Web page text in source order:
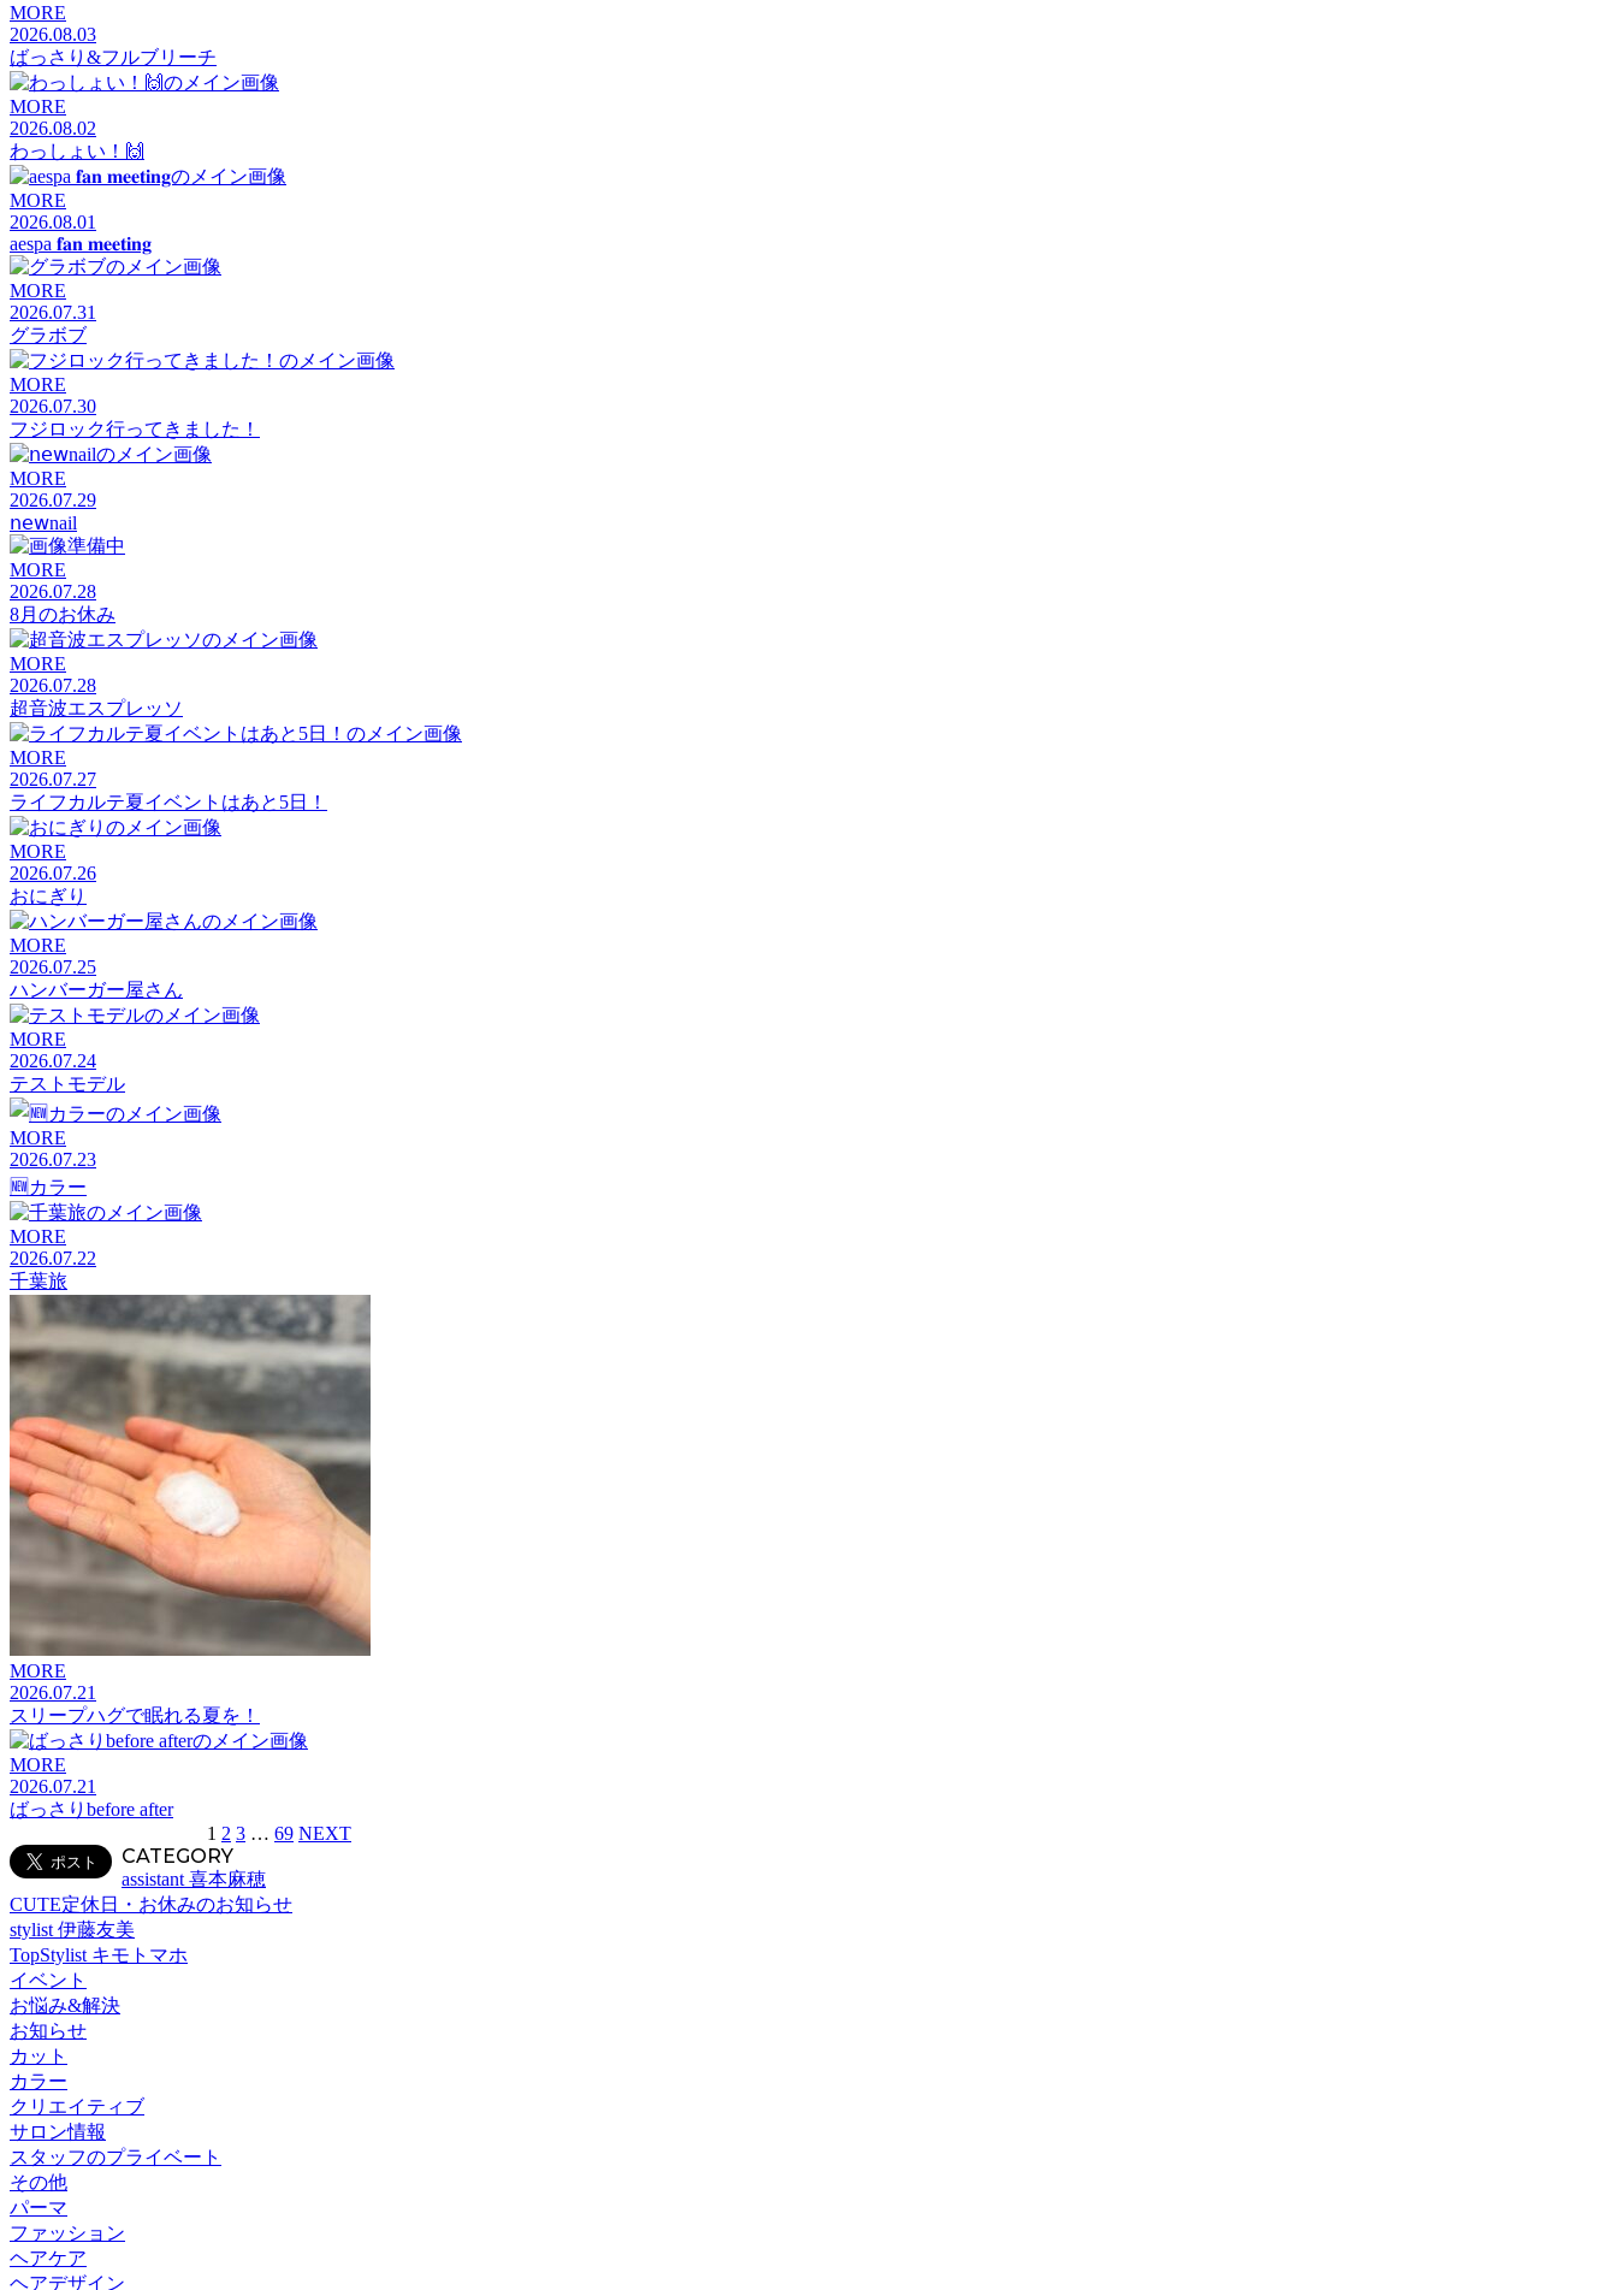
MORE
2026.08.03
ばっさり&フルブリーチ
MORE
2026.08.02
わっしょい！🙌
MORE
2026.08.01
aespa 𝐟𝐚𝐧 𝐦𝐞𝐞𝐭𝐢𝐧𝐠
MORE
2026.07.31
グラボブ
MORE
2026.07.30
フジロック行ってきました！
MORE
2026.07.29
𝗇𝖾𝗐nail
MORE
2026.07.28
8月のお休み
MORE
2026.07.28
超音波エスプレッソ
MORE
2026.07.27
ライフカルテ夏イベントはあと5日！
MORE
2026.07.26
おにぎり
MORE
2026.07.25
ハンバーガー屋さん
MORE
2026.07.24
テストモデル
MORE
2026.07.23
🆕カラー
MORE
2026.07.22
千葉旅
MORE
2026.07.21
スリープハグで眠れる夏を！
MORE
2026.07.21
ばっさりbefore after
1 2 3 … 69 NEXT
CATEGORY
assistant 喜本麻穂
CUTE定休日・お休みのお知らせ
stylist 伊藤友美
TopStylist キモトマホ
イベント
お悩み&解決
お知らせ
カット
カラー
クリエイティブ
サロン情報
スタッフのプライベート
その他
パーマ
ファッション
ヘアケア
ヘアデザイン